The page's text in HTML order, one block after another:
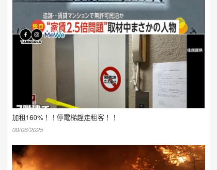
加租160%！！停電梯趕走租客！！
08/06/2025